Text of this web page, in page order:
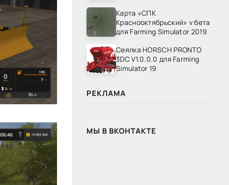
Карта «СПК
Краснооктябрьский» v бета
для Farming Simulator 2019
Сеялка HORSCH PRONTO
3DC V1.0.0.0 для Farming
Simulator 19
РЕКЛАМА
МЫ В ВКОНТАКТЕ